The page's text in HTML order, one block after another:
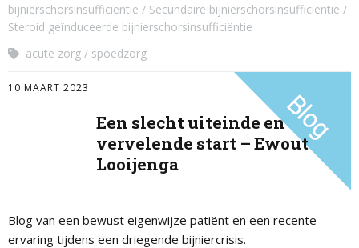
bijnierschorsinsufficiëntie
Secundaire bijnierschorsinsufficiëntie
Steroid geïnduceerde bijnierschorsinsufficiëntie
acute zorg
spoedzorg
10 MAART 2023
Een slecht uiteinde en
vervelende start – Ewout
Looijenga
Blog van een bewust eigenwijze patiënt en een recente
ervaring tijdens een driegende bijniercrisis.